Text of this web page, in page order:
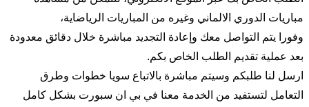
مباريات الدوري الالماني وغيره من المباريات الرياضاية،
وفورا يتم التواصل معك وإعادة التجديد مباشرة خلال دقائق معدودة
بعد عملية تقديم الطلب الخاص بكم.
ارسل لنا طلبكم وسيتم مباشرة بالاتباع سويا خطوات وطرق
التعامل لتستفيد من الخدمة معنا في بي ان سبورت بشكل كامل